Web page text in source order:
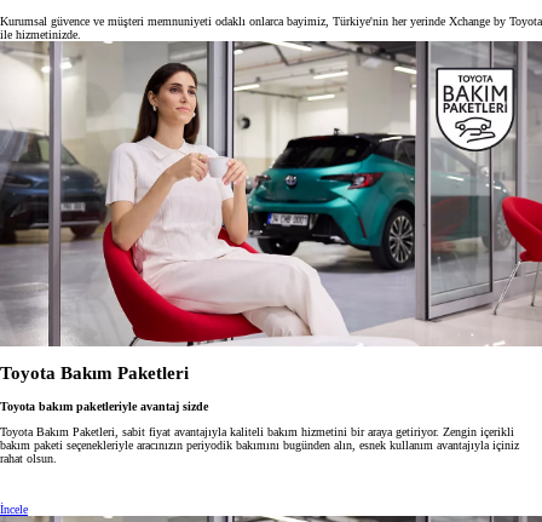
Kurumsal güvence ve müşteri memnuniyeti odaklı onlarca bayimiz, Türkiye'nin her yerinde Xchange by Toyota
ile hizmetinizde.
Toyota Bakım Paketleri
Toyota bakım paketleriyle avantaj sizde
Toyota Bakım Paketleri, sabit fiyat avantajıyla kaliteli bakım hizmetini bir araya getiriyor. Zengin içerikli
bakım paketi seçenekleriyle aracınızın periyodik bakımını bugünden alın, esnek kullanım avantajıyla içiniz
rahat olsun.
İncele